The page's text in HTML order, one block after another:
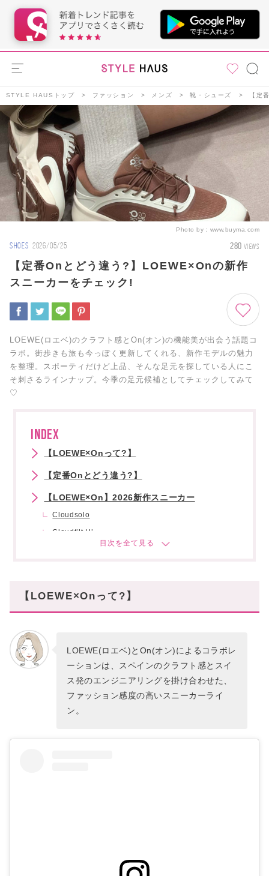
STYLE HAUSトップ ファッション メンズ 靴・シューズ 【定
Photo by： www.buyma.com
SHOES 2026/05/25 280 VIEWS
【定番Onとどう違う?】LOEWE×Onの新作
スニーカーをチェック!
LOEWE(ロエベ)のクラフト感とOn(オン)の機能美が出会う話題コ
ラボ。街歩きも旅も今っぽく更新してくれる、新作モデルの魅力
を整理。スポーティだけど上品、そんな足元を探している人にこ
そ刺さるラインナップ。今季の足元候補としてチェックしてみて
♡
INDEX
【LOEWE×Onって?】
【定番Onとどう違う?】
【LOEWE×On】2026新作スニーカー
Cloudsolo
Cloudtilt Hi
LightSpray Cloudmonster
【機能美で足元を更新】
【LOEWE×Onって?】
LOEWE(ロエベ)とOn(オン)によるコラボレ
ーションは、スペインのクラフト感とスイ
ス発のエンジニアリングを掛け合わせた、
ファッション感度の高いスニーカーライ
ン。